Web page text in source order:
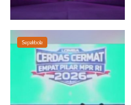
Sepakbola